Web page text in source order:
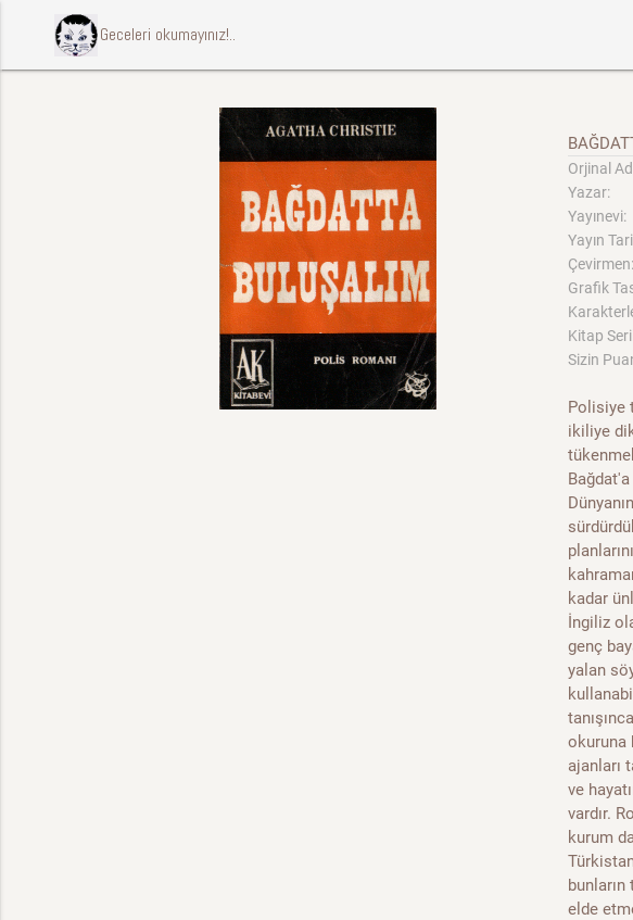
ccccci Geceleri okumayınız!..
Orjinal
Yazar:
Yayınevi:
Yayın
Çevirmen:
Grafik
Kitap
Sizin
Polisiye
ikiliye
kadar
İngiliz
genç
yalan
okuruna
ajanları
ve
vardır.
kurum
elde